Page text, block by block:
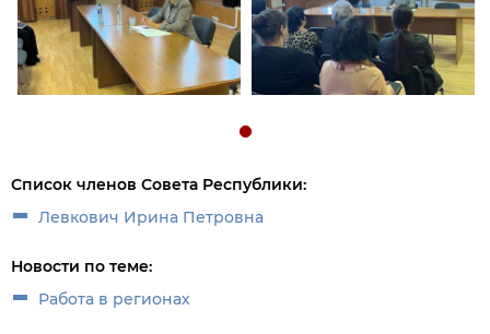
Список членов Совета Республики:
Левкович Ирина Петровна
Новости по теме:
Работа в регионах